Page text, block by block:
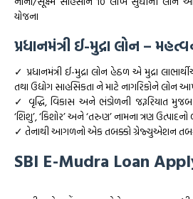
યોજના
પ્રધાનમંત્રી ઈ-મુદ્રા લોન –
✓ પ્રધાનમંત્રી ઈ-મુદ્રા લોન હેઠળ એ મુદ્રા
તથા ઉદ્યોગ સાહસિકતા ને માટે નાગરિકોને લોન
✓ વૃદ્ધિ, વિકાસ અને ભંડોળની જરૂરિયાત
‘શિશુ’, ‘કિશોર’ અને ‘તરુણ’ નામના ત્રણ
✓ તેનાથી આગળનો એક તબક્કો ગ્રેજ્યુએશન
SBI E-Mudra Loan